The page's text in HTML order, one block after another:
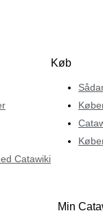
Catawiki
Køb
Min